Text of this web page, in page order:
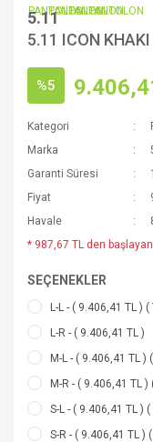
5.11
5.11 ICON
%5
Kategori
Marka
Garanti Süresi
Fiyat
Havale
* 987,67 TL den
SEÇENEKLER
L-L - ( 9.406,41 TL ) (
L-R - ( 9.406,41 TL )
M-L - ( 9.406,41 TL )
M-R - ( 9.406,41 TL )
S-L - ( 9.406,41 TL ) (
S-R - ( 9.406,41 TL )